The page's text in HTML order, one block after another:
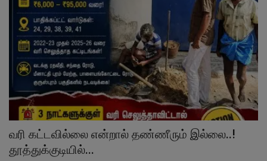
வரி கட்டவில்லை என்றால் தண்ணீரும் இல்லை..!
தூத்துக்குடியில்...